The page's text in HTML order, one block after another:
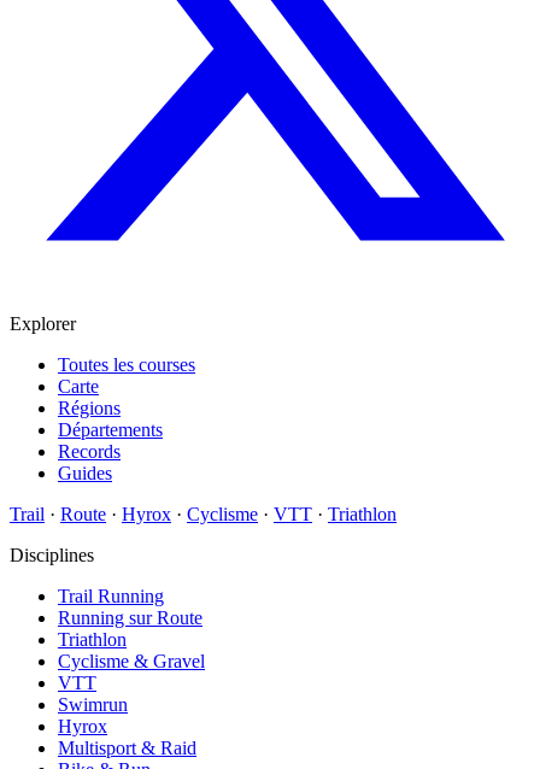
Explorer
Toutes les courses
Carte
Régions
Départements
Records
Guides
Trail · Route · Hyrox · Cyclisme · VTT · Triathlon
Disciplines
Trail Running
Running sur Route
Triathlon
Cyclisme & Gravel
VTT
Swimrun
Hyrox
Multisport & Raid